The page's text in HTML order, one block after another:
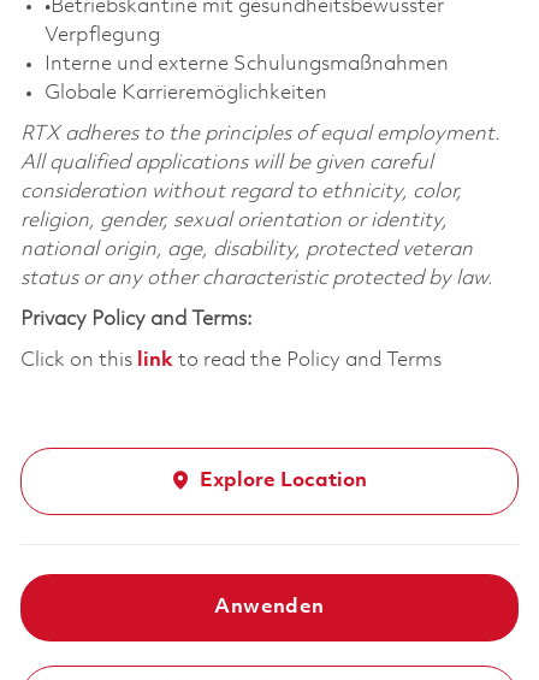
•Betriebskantine mit gesundheitsbewusster
Verpflegung
Interne und externe Schulungsmaßnahmen
Globale Karrieremöglichkeiten
RTX adheres to the principles of equal employment.
All qualified applications will be given careful
consideration without regard to ethnicity, color,
religion, gender, sexual orientation or identity,
national origin, age, disability, protected veteran
status or any other characteristic protected by law.
Privacy Policy and Terms:
Click on this linkto read the Policy and Terms
Explore Location
Anwenden